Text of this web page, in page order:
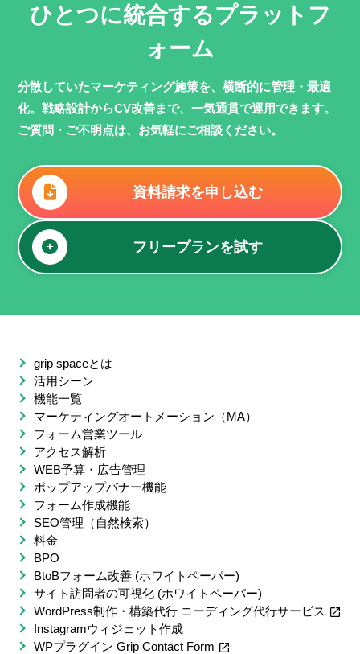
ひとつに統合するプラットフ
ォーム
分散していたマーケティング施策を、横断的に管理・最適
化。戦略設計からCV改善まで、一気通貫で運用できます。
ご質問・ご不明点は、お気軽にご相談ください。
資料請求を申し込む
フリープランを試す
grip spaceとは
活用シーン
機能一覧
マーケティングオートメーション（MA）
フォーム営業ツール
アクセス解析
WEB予算・広告管理
ポップアップバナー機能
フォーム作成機能
SEO管理（自然検索）
料金
BPO
BtoBフォーム改善 (ホワイトペーパー)
サイト訪問者の可視化 (ホワイトペーパー)
WordPress制作・構築代行 コーディング代行サービス
Instagramウィジェット作成
WPプラグイン Grip Contact Form